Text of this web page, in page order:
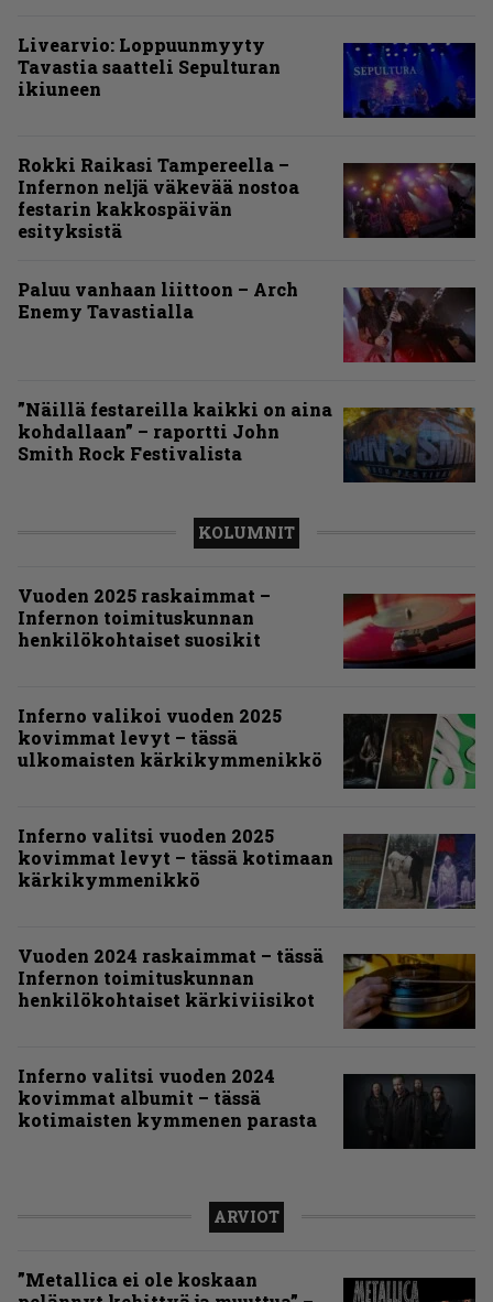
Livearvio: Loppuunmyyty
Tavastia saatteli Sepulturan
ikiuneen
Rokki Raikasi Tampereella –
Infernon neljä väkevää nostoa
festarin kakkospäivän
esityksistä
Paluu vanhaan liittoon – Arch
Enemy Tavastialla
”Näillä festareilla kaikki on aina
kohdallaan” – raportti John
Smith Rock Festivalista
KOLUMNIT
Vuoden 2025 raskaimmat –
Infernon toimituskunnan
henkilökohtaiset suosikit
Inferno valikoi vuoden 2025
kovimmat levyt – tässä
ulkomaisten kärkikymmenikkö
Inferno valitsi vuoden 2025
kovimmat levyt – tässä kotimaan
kärkikymmenikkö
Vuoden 2024 raskaimmat – tässä
Infernon toimituskunnan
henkilökohtaiset kärkiviisikot
Inferno valitsi vuoden 2024
kovimmat albumit – tässä
kotimaisten kymmenen parasta
ARVIOT
”Metallica ei ole koskaan